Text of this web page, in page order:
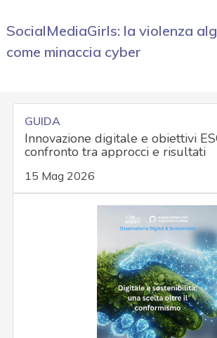
SocialMediaGirls: la violenza
come minaccia cyber
GUIDA
Innovazione digitale e obiettivi
confronto tra approcci e risultati
15 Mag 2026